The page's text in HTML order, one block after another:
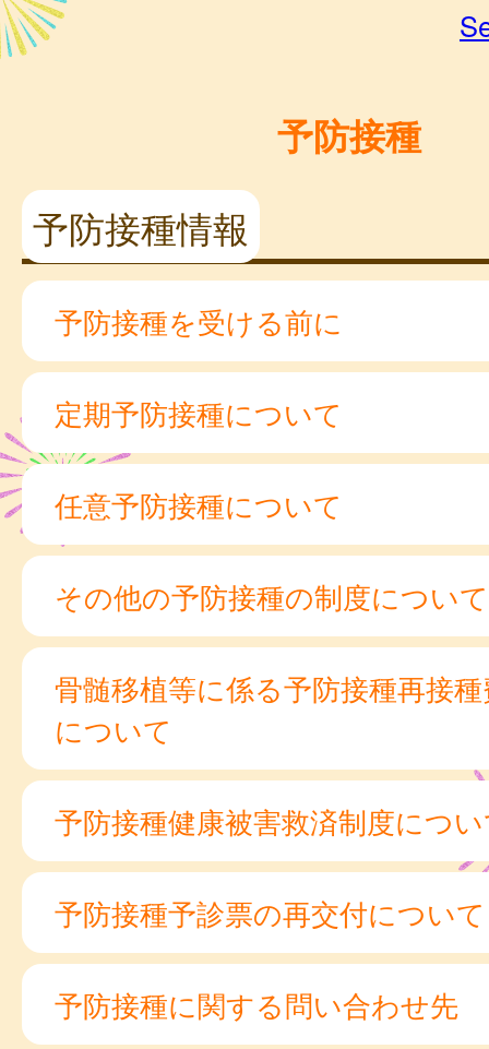
予防接種
予防接種情報
予防接種を受ける前に
定期予防接種について
任意予防接種について
その他の予防接種の制度について
骨髄移植等に係る予防接種再接
について
予防接種健康被害救済制度につ
予防接種予診票の再交付について
予防接種に関する問い合わせ先